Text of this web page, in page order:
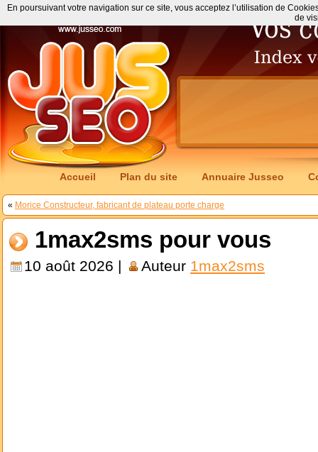
Accueil Plan du site Annuaire Jusseo
« Morice Constructeur, fabricant de plateau porte charge
1max2sms pour vous
10 août 2026 | Auteur 1max2sms
En poursuivant votre navigation sur ce site, vous acceptez l’utilisation de
de